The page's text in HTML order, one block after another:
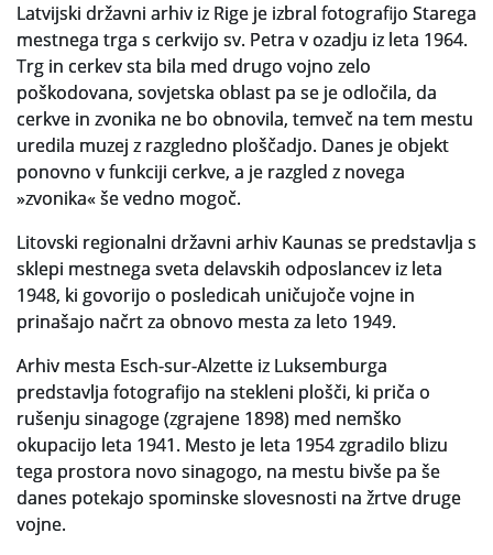
Latvijski državni arhiv iz Rige je izbral fotografijo Starega
mestnega trga s cerkvijo sv. Petra v ozadju iz leta 1964.
Trg in cerkev sta bila med drugo vojno zelo
poškodovana, sovjetska oblast pa se je odločila, da
cerkve in zvonika ne bo obnovila, temveč na tem mestu
uredila muzej z razgledno ploščadjo. Danes je objekt
ponovno v funkciji cerkve, a je razgled z novega
»zvonika« še vedno mogoč.
Litovski regionalni državni arhiv Kaunas se predstavlja s
sklepi mestnega sveta delavskih odposlancev iz leta
1948, ki govorijo o posledicah uničujoče vojne in
prinašajo načrt za obnovo mesta za leto 1949.
Arhiv mesta Esch-sur-Alzette iz Luksemburga
predstavlja fotografijo na stekleni plošči, ki priča o
rušenju sinagoge (zgrajene 1898) med nemško
okupacijo leta 1941. Mesto je leta 1954 zgradilo blizu
tega prostora novo sinagogo, na mestu bivše pa še
danes potekajo spominske slovesnosti na žrtve druge
vojne.